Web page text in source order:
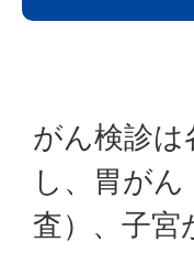
がん検診は
し、胃が
査）、子宮